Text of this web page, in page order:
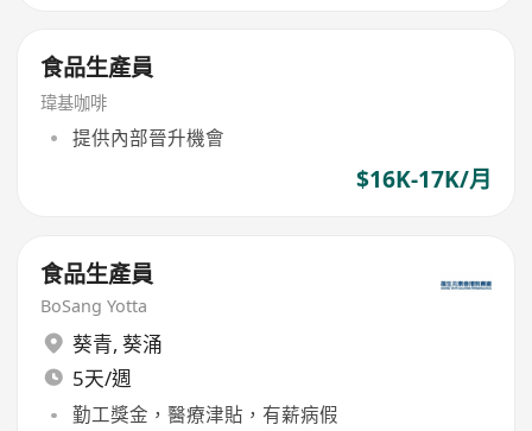
食品生產員
瑋基咖啡
提供內部晉升機會
$16K-17K/月
食品生產員
BoSang Yotta
葵青, 葵涌
5天/週
勤工獎金，醫療津貼，有薪病假